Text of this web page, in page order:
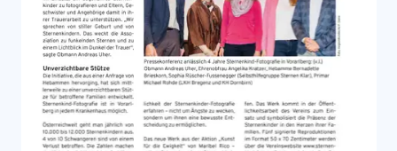
Literatur
Presseberichte
FAQ
Login